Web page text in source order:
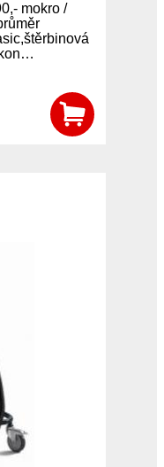
mokro /